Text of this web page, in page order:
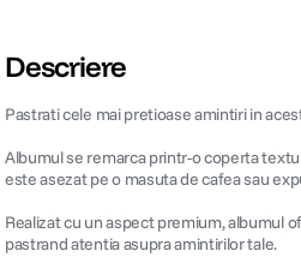
Descriere
Pastrati cele mai pretioase amintiri in
Albumul se remarca printr-o coperta
este asezat pe o masuta de cafea sau
Realizat cu un aspect premium, albumul
pastrand atentia asupra amintirilor tale.